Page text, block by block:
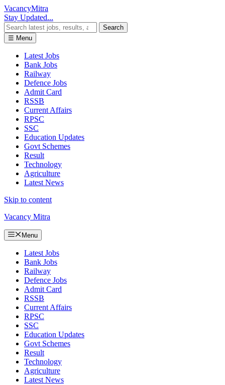
VacancyMitra
Stay Updated...
Search
☰ Menu
Latest Jobs
Bank Jobs
Railway
Defence Jobs
Admit Card
RSSB
Current Affairs
RPSC
SSC
Education Updates
Govt Schemes
Result
Technology
Agriculture
Latest News
Skip to content
Vacancy Mitra
Menu
Latest Jobs
Bank Jobs
Railway
Defence Jobs
Admit Card
RSSB
Current Affairs
RPSC
SSC
Education Updates
Govt Schemes
Result
Technology
Agriculture
Latest News